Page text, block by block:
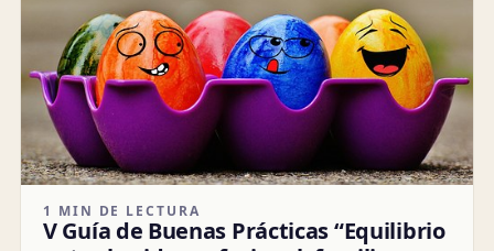
1 MIN DE LECTURA
V Guía de Buenas Prácticas “Equilibrio